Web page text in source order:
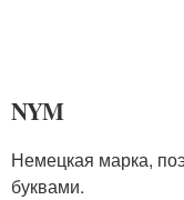
NYM
Немецкая марка,
буквами.